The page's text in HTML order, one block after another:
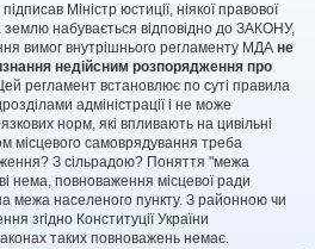
Міністр юстиції, ніякої правової
набувається відповідно до ЗАКОНУ,
вимог внутрішнього регламенту МДА не
недійсним розпорядження про
регламент встановлює по суті правила
адміністрації і не може
норм, які впливають на цивільні
місцевого самоврядування треба
З сільрадою? Поняття "межа
нема, повноваження місцевої ради
межа населеного пункту. З районною чи
згідно Конституції України
таких повноважень немає.